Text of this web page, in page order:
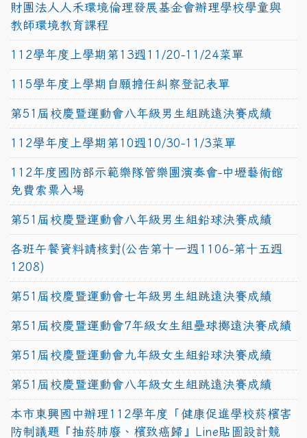
財團法人人禾環境倫理發展基金會辦理學校學童與
教師環境教育課程
112學年度上學期第13週11/20-11/24菜單
115學年度上學期自願擔任糾察登記表單
第51屆校慶暨運動會八年級男生組跳遠決賽成績
112學年度上學期第10週10/30-11/3菜單
112年度國防部示範樂隊管樂團演奏會-中壢藝術館
免費索票入場
第51屆校慶暨運動會八年級男生組鉛球決賽成績
各班午餐資料請核對(公告第十一週1106-第十五週
1208)
第51屆校慶暨運動會七年級男生組跳遠決賽成績
第51屆校慶暨運動會7年級女生組壘球擲遠決賽成績
第51屆校慶暨運動會九年級女生組鉛球決賽成績
第51屆校慶暨運動會八年級女生組跳遠決賽成績
本市東興國中辦理112學年度「健康促進學校菸檳害
防制議題『抽菸肺廢、檳致癌歸』Line貼圖設計競